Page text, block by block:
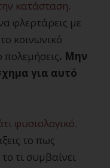
κατάσταση.
φλερτάρεις με
κοινωνικό
πολεμήσεις. Μην
για αυτό
φυσιολογικό.
το πως
τι συμβαίνει